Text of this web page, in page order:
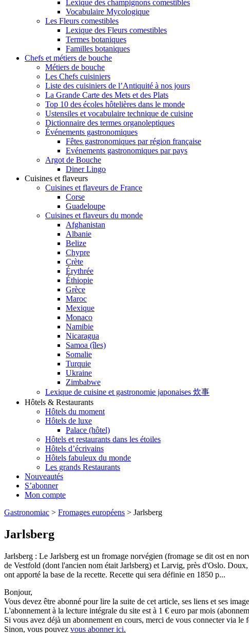
Lexique des champignons comestibles
Vocabulaire Mycologique
Les Fleurs comestibles
Lexique des Fleurs comestibles
Termes botaniques
Familles botaniques
Chefs et métiers de bouche
Métiers de bouche
Les Chefs cuisiniers
Liste des cuisiniers de l’Antiquité à nos jours
La Grande Carte des Mets et des Plats
Top 10 des écoles hôtelières dans le monde
Ustensiles et vocabulaire technique de cuisine
Dictionnaire des termes organoleptiques
Événements gastronomiques
Fêtes gastronomiques par région française
Evénements gastronomiques par pays
Argot de Bouche
Diner Lingo
Cuisines et flaveurs
Cuisines et flaveurs de France
Corse
Guadeloupe
Cuisines et flaveurs du monde
Afghanistan
Albanie
Belize
Chypre
Crète
Érythrée
Éthiopie
Grèce
Maroc
Mexique
Monaco
Namibie
Nicaragua
Samoa (îles)
Somalie
Turquie
Ukraine
Zimbabwe
Lexique de cuisine et gastronomie japonaises 炊事
Hôtels & Restaurants
Hôtels du moment
Hôtels de luxe
Palace (hôtel)
Hôtels et restaurants dans les étoiles
Hôtels d’écrivains
Hôtels fabuleux du monde
Les grands Restaurants
Nouveautés
S’abonner
Mon compte
Gastronomiac > Fromages européens > Jarlsberg
Jarlsberg
Jarlsberg : Le Jarlsberg est un fromage norvégien (fromage se dit ost en
de Vestfold (dont l'ancien nom était Jarlsberg) et Larvig, près d'Oslo.
ont apporté la base de la recette. Recette qui sera définie en 1850 p...
Bonjour,
Vous devez être abonné pour lire la suite de cet article, ses liens et ses
L'abonnement à la lecture intégrale du site est à 1 € euro par mois
Si vous avez déjà un abonnement en cours, merci de vous connecter via le
Sinon, vous pouvez vous abonner ici.